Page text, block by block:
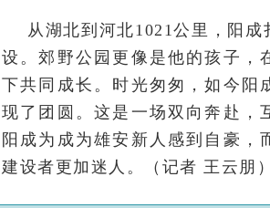
从湖北到河北1021公里，阳成
设。郊野公园更像是他的孩子，
下共同成长。时光匆匆，如今阳
现了团圆。这是一场双向奔赴，
阳成为成为雄安新人感到自豪，
建设者更加迷人。（记者 王云朋）